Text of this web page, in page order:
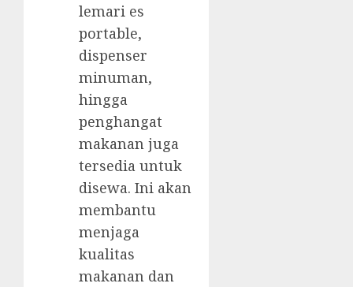
lemari es
portable,
dispenser
minuman,
hingga
penghangat
makanan juga
tersedia untuk
disewa. Ini akan
membantu
menjaga
kualitas
makanan dan